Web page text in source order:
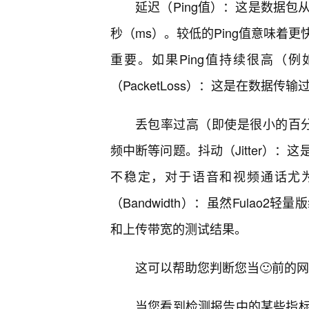
延迟（Ping值）：这是数据包
秒（ms）。较低的Ping值意味着更
重要。如果Ping值持续很高（
（PacketLoss）：这是在数据传
丢包率过高（即使是很小的百
频中断等问题。抖动（Jitter）：这
不稳定，对于语音和视频通话
（Bandwidth）：虽然Fulao2轻量
和上传带宽的测试结果。
这可以帮助您判断您当🙂前的
当您看到检测报告中的某些指